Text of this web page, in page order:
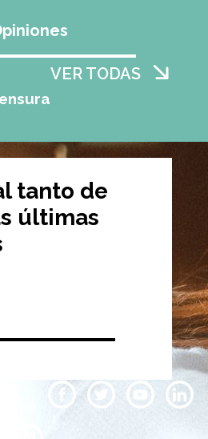
VER TODAS
tanto de
últimas